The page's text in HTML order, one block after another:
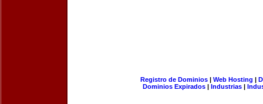
Registro de Dominios| Web Hosting |
Dominios Expirados | Industrias |